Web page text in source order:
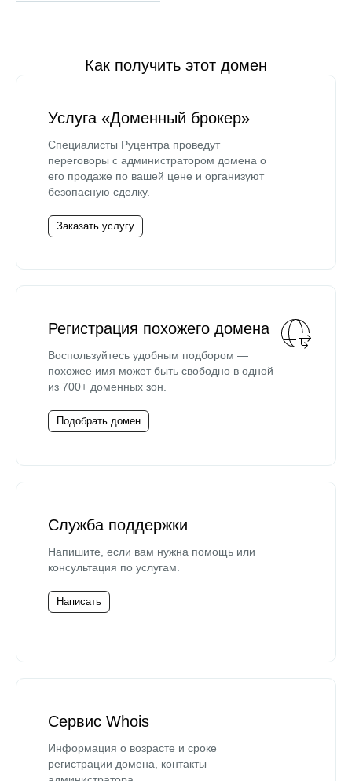
Как получить этот домен
Услуга «Доменный брокер»
Специалисты Руцентра проведут
переговоры с администратором домена о
его продаже по вашей цене и организуют
безопасную сделку.
Заказать услугу
Регистрация похожего домена
Воспользуйтесь удобным подбором —
похожее имя может быть свободно в одной
из 700+ доменных зон.
Подобрать домен
Служба поддержки
Напишите, если вам нужна помощь или
консультация по услугам.
Написать
Сервис Whois
Информация о возрасте и сроке
регистрации домена, контакты